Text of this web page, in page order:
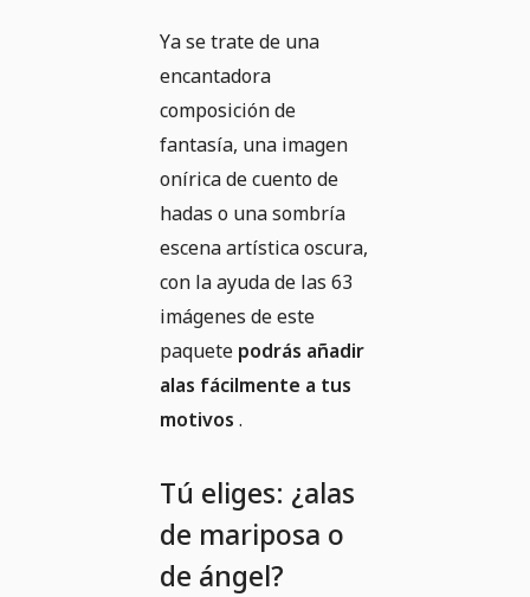
Ya se trate de una
encantadora
composición de
fantasía, una imagen
onírica de cuento de
hadas o una sombría
escena artística oscura,
con la ayuda de las 63
imágenes de este
paquete podrás añadir
alas fácilmente a tus
motivos .
Tú eliges: ¿alas
de mariposa o
de ángel?